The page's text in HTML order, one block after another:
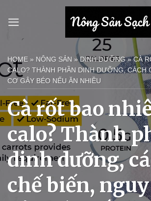
qua
HOME » NÔNG SẢN »DINH DƯỠNG»CÀ
CALO? THÀNH PHẦN DINH DƯỠNG, CÁCH
CƠ GÂY BÉO NẾU ĂN NHIỀU
Cà rốt bao
calo? Thành
dinh dưỡng,
chế biến,